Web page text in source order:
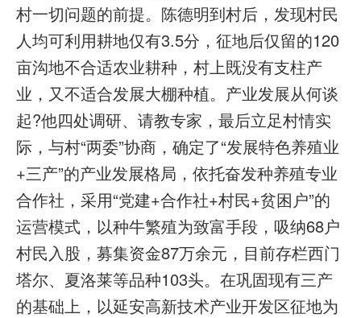
村一切问题的前提。陈德明到村后，发现村民
人均可利用耕地仅有3.5分，征地后仅留的120
亩沟地不合适农业耕种，村上既没有支柱产
业，又不适合发展大棚种植。产业发展从何谈
起?他四处调研、请教专家，最后立足村情实
际，与村“两委”协商，确定了“发展特色养殖业
+三产”的产业发展格局，依托奋发种养殖专业
合作社，采用“党建+合作社+村民+贫困户”的
运营模式，以种牛繁殖为致富手段，吸纳68户
村民入股，募集资金87万余元，目前存栏西门
塔尔、夏洛莱等品种103头。在巩固现有三产
的基础上，以延安高新技术产业开发区征地为